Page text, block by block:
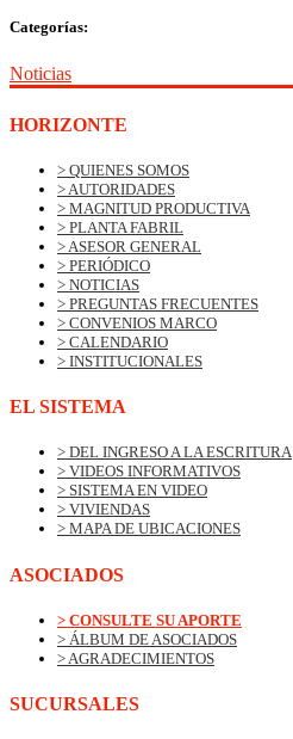
Categorías:
Noticias
HORIZONTE
> QUIENES SOMOS
> AUTORIDADES
> MAGNITUD PRODUCTIVA
> PLANTA FABRIL
> ASESOR GENERAL
> PERIÓDICO
> NOTICIAS
> PREGUNTAS FRECUENTES
> CONVENIOS MARCO
> CALENDARIO
> INSTITUCIONALES
EL SISTEMA
> DEL INGRESO A LA ESCRITURA
> VIDEOS INFORMATIVOS
> SISTEMA EN VIDEO
> VIVIENDAS
> MAPA DE UBICACIONES
ASOCIADOS
> CONSULTE SU APORTE
> ÁLBUM DE ASOCIADOS
> AGRADECIMIENTOS
SUCURSALES